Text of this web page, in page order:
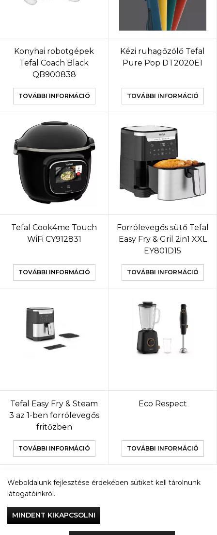
Konyhai robotgépek
Tefal Coach Black
QB900838
TOVÁBBI INFORMÁCIÓ
Kézi ruhagőzölő Tefal
Pure Pop DT2020E1
TOVÁBBI INFORMÁCIÓ
Tefal Cook4me Touch
WiFi CY912831
TOVÁBBI INFORMÁCIÓ
Forrólevegős sütő Tefal
Easy Fry & Gril 2in1 XXL
EY801D15
TOVÁBBI INFORMÁCIÓ
Tefal Easy Fry & Steam
3 az 1-ben forrólevegős
fritőzben
TOVÁBBI INFORMÁCIÓ
Eco Respect
TOVÁBBI INFORMÁCIÓ
TOVÁBBI TERMÉKEK
Weboldalunk fejlesztése érdekében sütiket kell tárolnunk
látogatóinkról.
MINDENT KIKAPCSOLNI